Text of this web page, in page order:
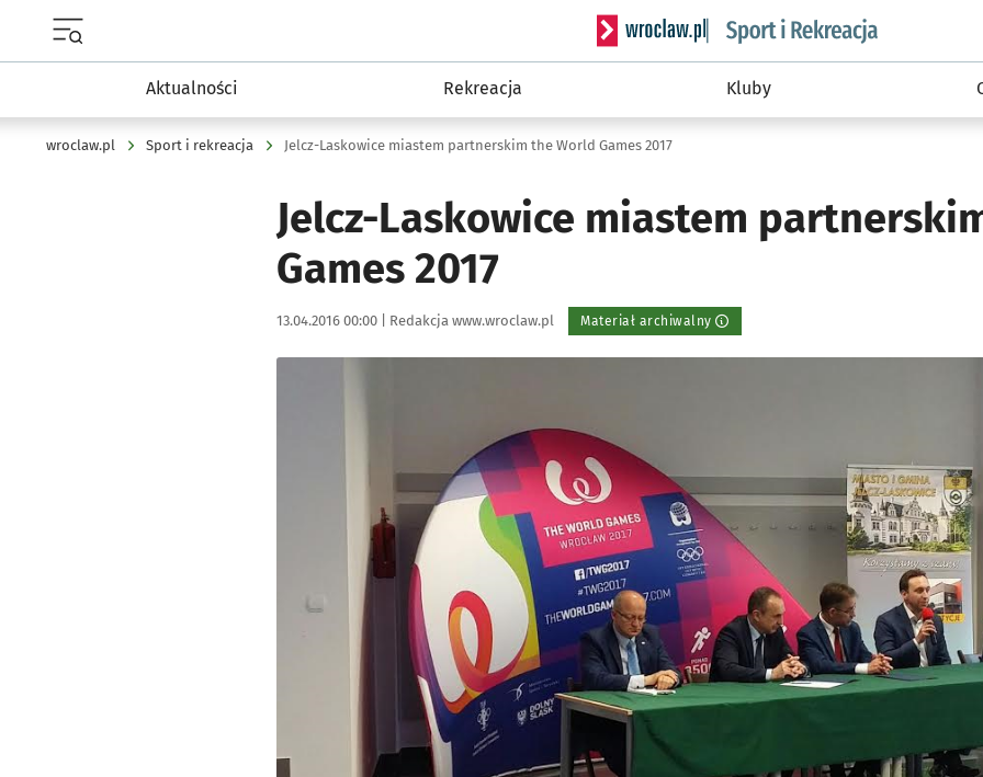
Serwis informacyjny wroclaw.pl podserwis: Sport
Aktualności Rekreacja Kluby
wroclaw.pl Sport i rekreacja Jelcz-Laskowice miastem partnerskim the World Games 2017
Jelcz-Laskowice miastem
Games 2017
Data publikacji:
13.04.2016 00:00 | Autor:
Redakcja www.wroclaw.pl Materiał archiwalny